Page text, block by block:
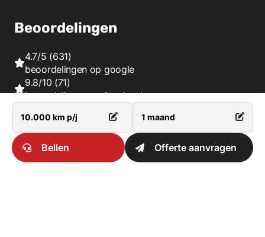
Bellen Offerte aanvragen
Beoordelingen
4.7/5 (631)
beoordelingen op google
9.8/10 (71)
beoordelingen opfacebook
beoordelingen op
huren.nl
Openbaar vervoer